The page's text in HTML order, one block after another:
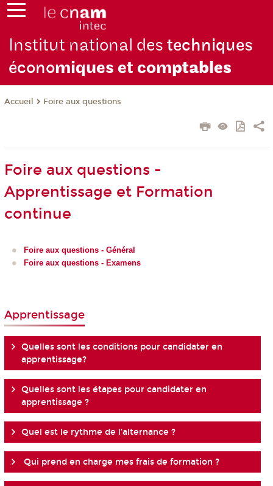
Institut national destechniques
économiques et comptables
Accueil Foire aux questions
Foire aux questions -
Apprentissage et Formation
continue
Foire aux questions - Général
Foire aux questions - Examens
Apprentissage
Quelles sont les conditions pour candidater en
apprentissage?
Quelles sont les étapes pour candidater en
apprentissage ?
Quel est le rythme de l’alternance ?
Qui prend en charge mes frais de formation ?